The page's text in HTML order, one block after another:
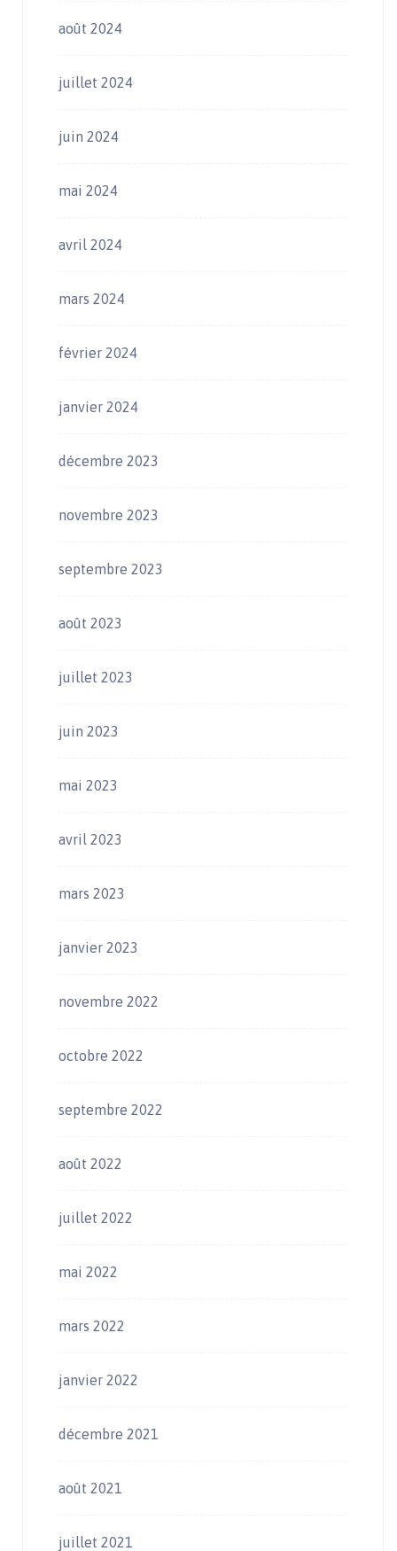
août 2024
juillet 2024
juin 2024
mai 2024
avril 2024
mars 2024
février 2024
janvier 2024
décembre 2023
novembre 2023
septembre 2023
août 2023
juillet 2023
juin 2023
mai 2023
avril 2023
mars 2023
janvier 2023
novembre 2022
octobre 2022
septembre 2022
août 2022
juillet 2022
mai 2022
mars 2022
janvier 2022
décembre 2021
août 2021
juillet 2021